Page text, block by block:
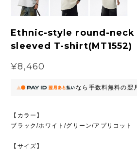
Ethnic-style round-neck
sleeved T-shirt(MT1552)
¥8,460
なら 手数料無料の翌
【カラー】
ブラック/ホワイト/グリーン/アプリコット
【サイズ】